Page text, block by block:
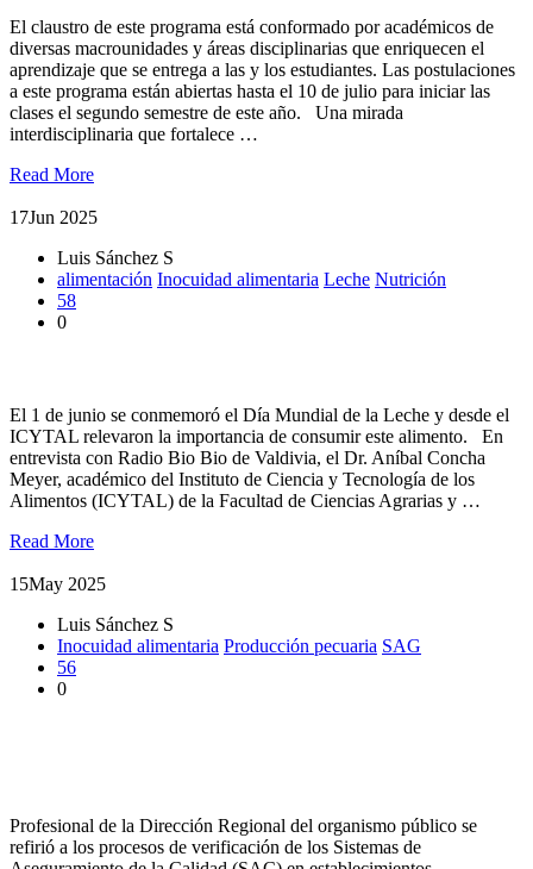
El claustro de este programa está conformado por académicos de
diversas macrounidades y áreas disciplinarias que enriquecen el
aprendizaje que se entrega a las y los estudiantes. Las postulaciones
a este programa están abiertas hasta el 10 de julio para iniciar las
clases el segundo semestre de este año. Una mirada
interdisciplinaria que fortalece …
Read More
17Jun 2025
Luis Sánchez S
alimentación Inocuidad alimentaria Leche Nutrición
58
0
El 1 de junio se conmemoró el Día Mundial de la Leche y desde el
ICYTAL relevaron la importancia de consumir este alimento. En
entrevista con Radio Bio Bio de Valdivia, el Dr. Aníbal Concha
Meyer, académico del Instituto de Ciencia y Tecnología de los
Alimentos (ICYTAL) de la Facultad de Ciencias Agrarias y …
Read More
15May 2025
Luis Sánchez S
Inocuidad alimentaria Producción pecuaria SAG
56
0
Profesional de la Dirección Regional del organismo público se
refirió a los procesos de verificación de los Sistemas de